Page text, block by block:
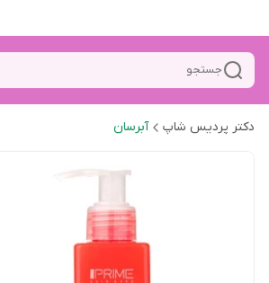
جستجو
دکتر پردیس شاپ آبرسان